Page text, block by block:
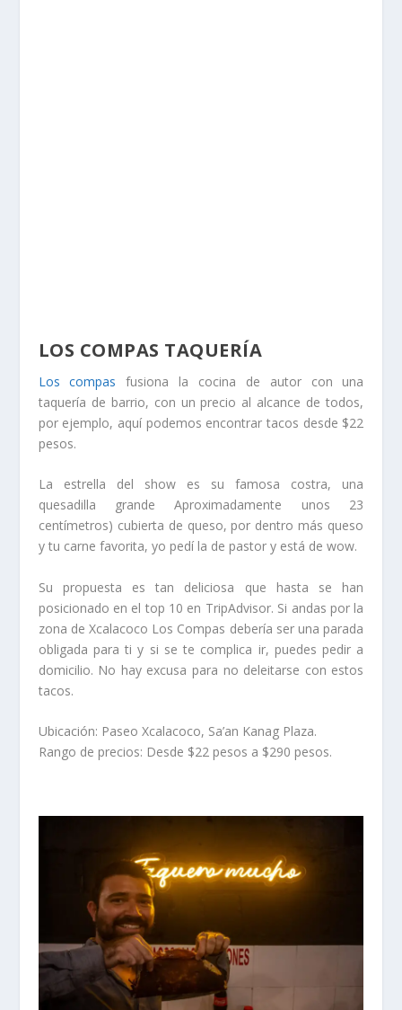
LOS COMPAS TAQUERÍA
Los compas fusiona la cocina de autor con una
taquería de barrio, con un precio al alcance de todos,
por ejemplo, aquí podemos encontrar tacos desde $22
pesos.
La estrella del show es su famosa costra, una
quesadilla grande Aproximadamente unos 23
centímetros) cubierta de queso, por dentro más queso
y tu carne favorita, yo pedí la de pastor y está de wow.
Su propuesta es tan deliciosa que hasta se han
posicionado en el top 10 en TripAdvisor. Si andas por la
zona de Xcalacoco Los Compas debería ser una parada
obligada para ti y si se te complica ir, puedes pedir a
domicilio. No hay excusa para no deleitarse con estos
tacos.
Ubicación: Paseo Xcalacoco, Sa’an Kanag Plaza.
Rango de precios: Desde $22 pesos a $290 pesos.